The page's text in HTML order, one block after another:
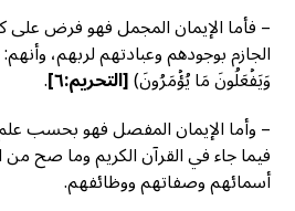
– فأما الإيمان المجمل فهو فرض على
الجازم بوجودهم وعبادتهم لربهم،
وَيَفۡعَلُونَ مَا يُؤۡمَرُونَ)[التحريم:٦] .
– وأما الإيمان المفصل فهو بحسب
فيما جاء في القرآن الكريم وما صح من
أسمائهم وصفاتهم ووظائفهم.